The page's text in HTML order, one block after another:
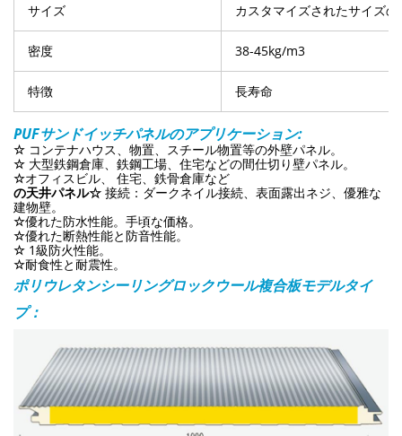
サイズ カスタマイズされたサイズ
密度 38-45kg/m3
特徴 長寿命
PUFサンドイッチパネルのアプリケーション:
☆ コンテナハウス、物置、スチール物置等の外壁パネル。
☆ 大型鉄鋼倉庫、鉄鋼工場、住宅などの間仕切り壁パネル。
☆オフィスビル、 住宅、鉄骨倉庫など
の天井パネル☆ 接続：ダークネイル接続、表面露出ネジ、優雅な
建物壁。
☆優れた防水性能。 手頃な価格。
☆優れた断熱性能と防音性能。
☆ 1級防火性能。
☆耐食性と耐震性。
ポリウレタンシーリングロックウール複合板モデルタイ
プ：